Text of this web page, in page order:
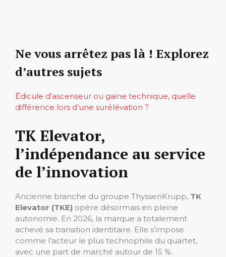
Ne vous arrêtez pas là ! Explorez
d’autres sujets
Édicule d’ascenseur ou gaine technique, quelle
différence lors d’une surélévation ?
TK Elevator,
l’indépendance au service
de l’innovation
Ancienne branche du groupe ThyssenKrupp, TK
Elevator (TKE) opère désormais en pleine
autonomie. En 2026, la marque a totalement
achevé sa transition identitaire. Elle s’impose
comme l’acteur le plus technophile du quartet,
avec une part de marché autour de 15 %.